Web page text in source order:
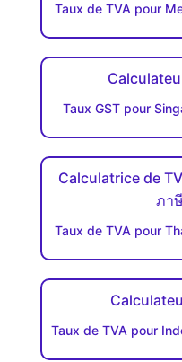
Taux de TVA pour
Taux GST pour
Calculatrice de
ภา
Taux de TVA pour
Taux de TVA pour